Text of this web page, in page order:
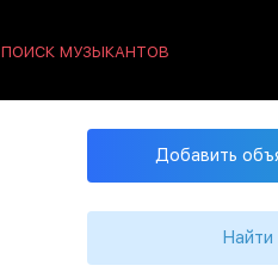
ПОИСК МУЗЫКАНТОВ
Добавить
Найти